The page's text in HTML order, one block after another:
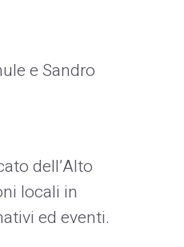
e Sandro
dell’Alto
locali in
ed eventi.